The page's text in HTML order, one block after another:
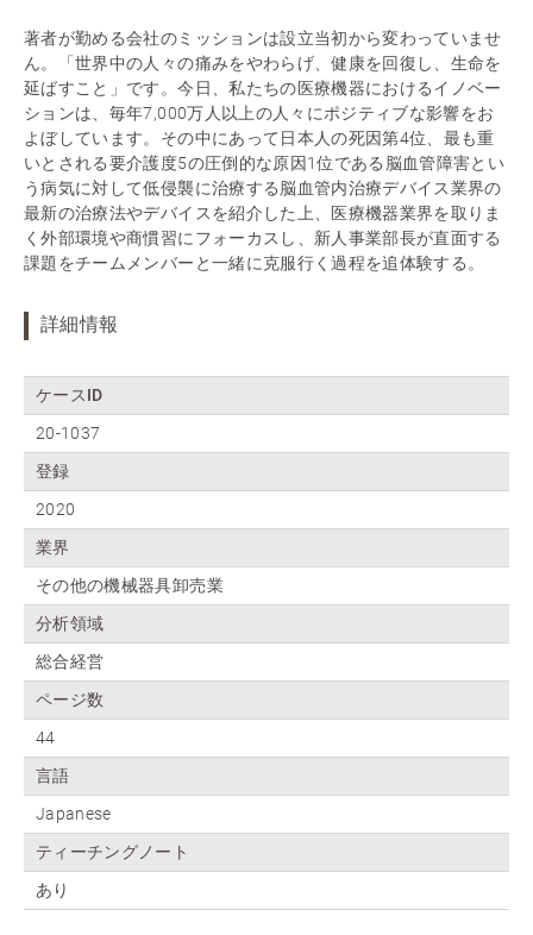
著者が勤める会社のミッションは設立当初から変わっていませ
ん。「世界中の人々の痛みをやわらげ、健康を回復し、生命を
延ばすこと」です。今日、私たちの医療機器におけるイノベー
ションは、毎年7,000万人以上の人々にポジティブな影響をお
よぼしています。その中にあって日本人の死因第4位、最も重
いとされる要介護度5の圧倒的な原因1位である脳血管障害とい
う病気に対して低侵襲に治療する脳血管内治療デバイス業界の
最新の治療法やデバイスを紹介した上、医療機器業界を取りま
く外部環境や商慣習にフォーカスし、新人事業部長が直面する
課題をチームメンバーと一緒に克服行く過程を追体験する。
詳細情報
ケースID
20-1037
登録
2020
業界
その他の機械器具卸売業
分析領域
総合経営
ページ数
44
言語
Japanese
ティーチングノート
あり